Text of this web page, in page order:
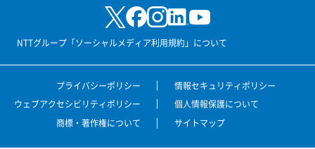
NTTグループ「ソーシャルメディア利用規約」について
プライバシーポリシー
情報セキュリティポリシー
ウェブアクセシビリティポリシー
個人情報保護について
商標・著作権について
サイトマップ